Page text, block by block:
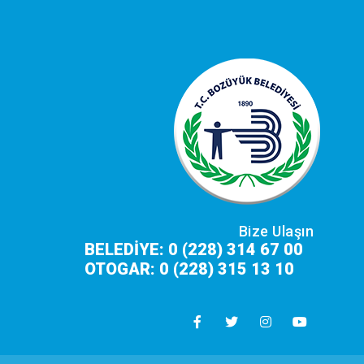
Bize Ulaşın
BELEDİYE: 0 (228) 314 67 00
OTOGAR: 0 (228) 315 13 10